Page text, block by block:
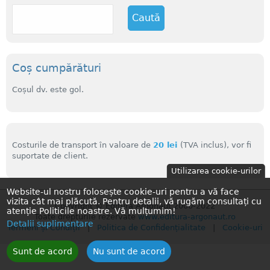
Utilizarea cookie-urilor
Website-ul nostru folosește cookie-uri pentru a vă face
vizita cât mai plăcută. Pentru detalii, vă rugăm consultați cu
atenție Politicile noastre. Vă mulțumim!
Detalii suplimentare
Sunt de acord Nu sunt de acord
C
Coș cumpărături
Coșul dv. este gol.
Costurile de transport în valoare de 20 lei (TVA inclus), vor fi
suportate de client.
Copyright © Editura Argonaut 2000-2022
Toate drepturile rezervate www.editura-argonaut.ro
Termeni și Condiții| Politica de Confidențialitate Cookie-uri